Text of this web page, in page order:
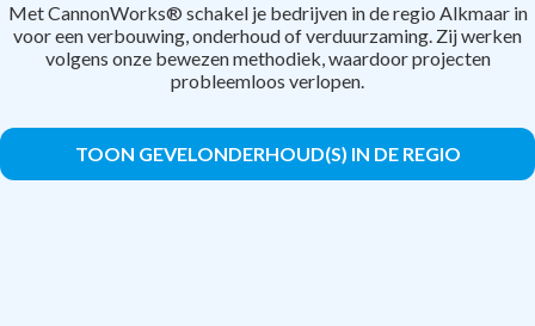
Met CannonWorks® schakel je bedrijven in de regio Alkmaar in
voor een verbouwing, onderhoud of verduurzaming. Zij werken
volgens onze bewezen methodiek, waardoor projecten
probleemloos verlopen.
TOON GEVELONDERHOUD(S) IN DE REGIO